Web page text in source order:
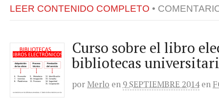
LEER CONTENIDO COMPLETO •
Curso sobre el libro
bibliotecas
por Merlo en 9 SEPTIEMBRE 2014 en